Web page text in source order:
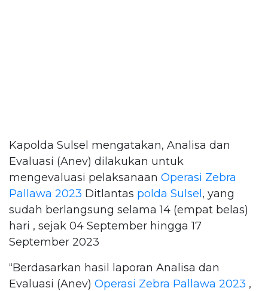
Kapolda Sulsel mengatakan, Analisa dan
Evaluasi (Anev) dilakukan untuk
mengevaluasi pelaksanaan Operasi Zebra
Pallawa 2023 Ditlantas polda Sulsel , yang
sudah berlangsung selama 14 (empat belas)
hari , sejak 04 September hingga 17
September 2023
“Berdasarkan hasil laporan Analisa dan
Evaluasi (Anev) Operasi Zebra Pallawa 2023 ,